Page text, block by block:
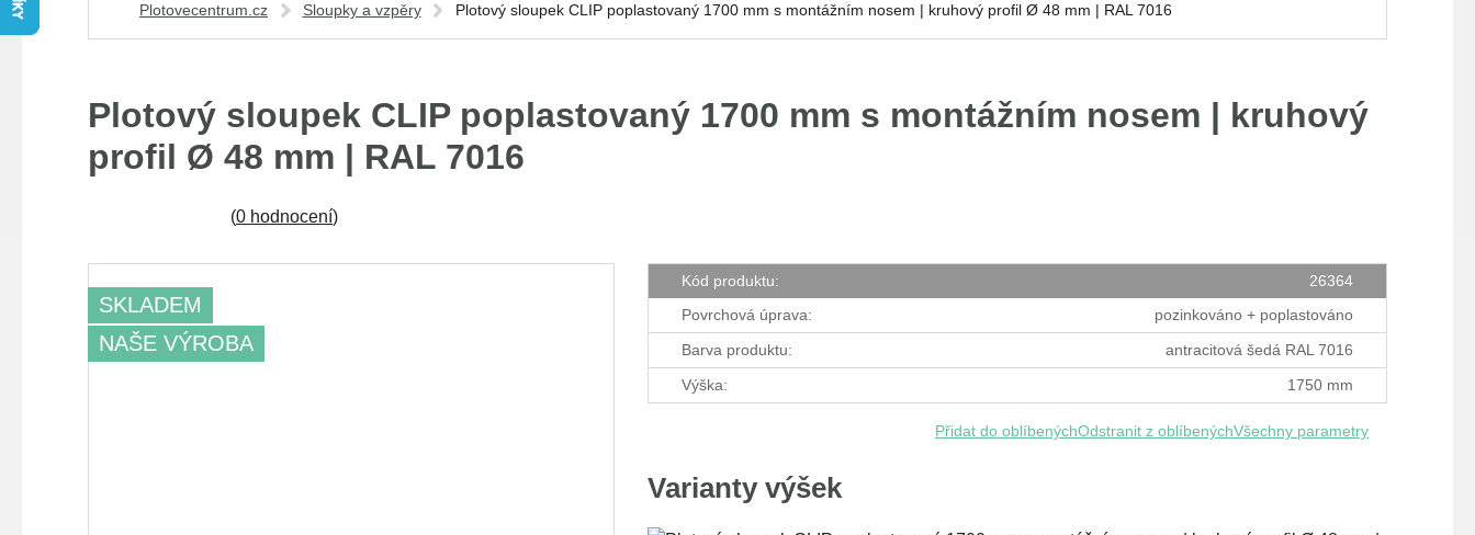
Plotovecentrum.cz Sloupky a vzpěry Plotový sloupek CLIP poplastovaný 1700 mm s montážním nosem | kruhový profil Ø 48 mm | RAL 7016
Plotový sloupek CLIP poplastovaný 1700 mm s montážním nosem | kruhový
profil Ø 48 mm | RAL 7016
(0 hodnocení)
SKLADEM
NAŠE VÝROBA
Kód produktu:
26364
Povrchová úprava:
pozinkováno + poplastováno
Barva produktu:
antracitová šedá RAL 7016
Výška:
1750 mm
Přidat do oblíbenýchOdstranit z oblíbenýchVšechny parametry
Varianty výšek